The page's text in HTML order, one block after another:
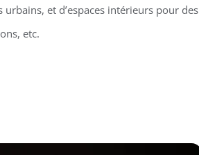
et d’espaces intérieurs pour des
etc.